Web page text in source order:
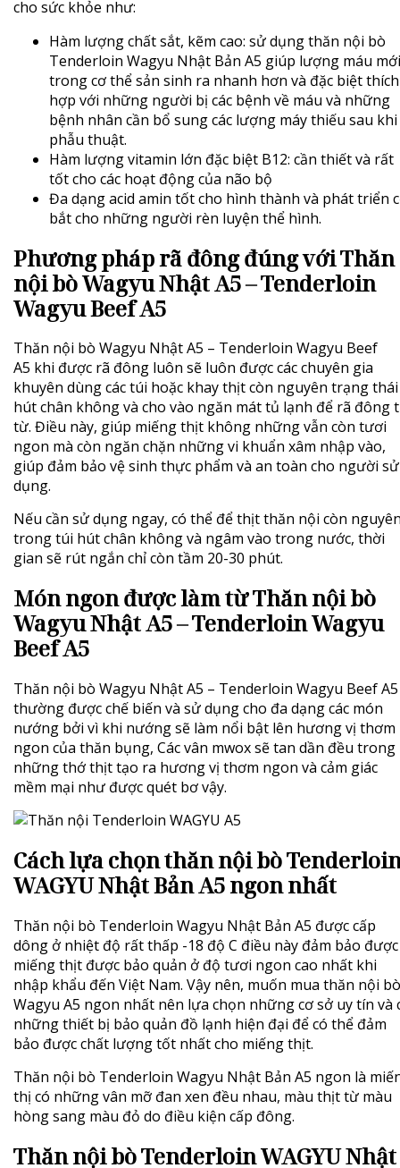
cho sức khỏe như:
Hàm lượng chất sắt, kẽm cao: sử dụng thăn nội bò
Tenderloin Wagyu Nhật Bản A5 giúp lượng máu mới
trong cơ thể sản sinh ra nhanh hơn và đặc biệt thích
hợp với những người bị các bệnh về máu và những
bệnh nhân cần bổ sung các lượng máy thiếu sau khi
phẫu thuật.
Hàm lượng vitamin lớn đặc biệt B12: cần thiết và rất
tốt cho các hoạt động của não bộ
Đa dạng acid amin tốt cho hình thành và phát triển
bắt cho những người rèn luyện thể hình.
Phương pháp rã đông đúng với Thăn
nội bò Wagyu Nhật A5 – Tenderloin
Wagyu Beef A5
Thăn nội bò Wagyu Nhật A5 – Tenderloin Wagyu Beef
A5 khi được rã đông luôn sẽ luôn được các chuyên gia
khuyên dùng các túi hoặc khay thịt còn nguyên trạng thái
hút chân không và cho vào ngăn mát tủ lạnh để rã đông
từ. Điều này, giúp miếng thịt không những vẫn còn tươi
ngon mà còn ngăn chặn những vi khuẩn xâm nhập vào,
giúp đảm bảo vệ sinh thực phẩm và an toàn cho người sử
dụng.
Nếu cần sử dụng ngay, có thể để thịt thăn nội còn
trong túi hút chân không và ngâm vào trong nước, thời
gian sẽ rút ngắn chỉ còn tầm 20-30 phút.
Món ngon được làm từ Thăn nội bò
Wagyu Nhật A5 – Tenderloin Wagyu
Beef A5
Thăn nội bò Wagyu Nhật A5 – Tenderloin Wagyu Beef A5
thường được chế biến và sử dụng cho đa dạng các món
nướng bởi vì khi nướng sẽ làm nổi bật lên hương vị thơm
ngon của thăn bụng, Các vân mwox sẽ tan dần đều trong
những thớ thịt tạo ra hương vị thơm ngon và cảm giác
mềm mại như được quét bơ vậy.
Cách lựa chọnthăn nội bò
WAGYU Nhật Bản A5 ngon nhất
Thăn nội bò Tenderloin Wagyu Nhật Bản A5 được cấp
dông ở nhiệt độ rất thấp -18 độ C điều này đảm bảo được
miếng thịt được bảo quản ở độ tươi ngon cao nhất khi
nhập khẩu đến Việt Nam. Vậy nên, muốn mua thăn nội bò
Wagyu A5 ngon nhất nên lựa chọn những cơ sở uy tín và
những thiết bị bảo quản đồ lạnh hiện đại để có thể đảm
bảo được chất lượng tốt nhất cho miếng thịt.
Thăn nội bò Tenderloin Wagyu Nhật Bản A5 ngon là
thị có những vân mỡ đan xen đều nhau, màu thịt từ màu
hòng sang màu đỏ do điều kiện cấp đông.
Thăn nội bò Tenderloin WAGYU Nhật